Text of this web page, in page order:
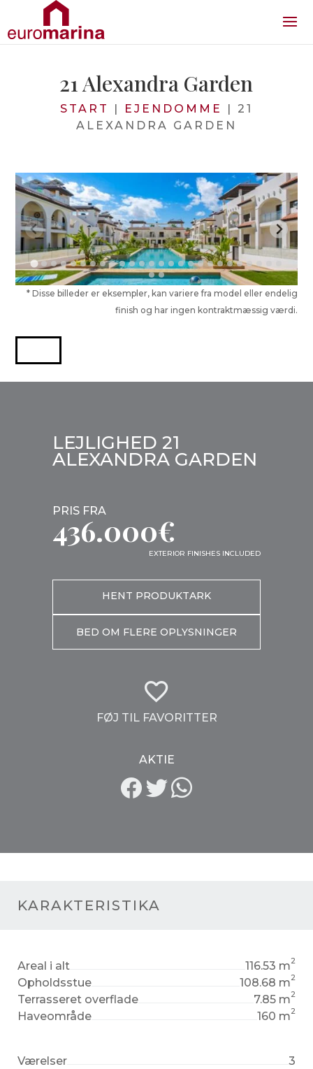
21 Alexandra Garden
START | EJENDOMME | 21
ALEXANDRA GARDEN
* Disse billeder er eksempler, kan variere fra model eller endelig
finish og har ingen kontraktmæssig værdi.
KARAKTERISTIKA
Areal i alt 116.53 m2
Opholdsstue 108.68 m2
Terrasseret overflade 7.85 m2
Haveområde 160 m2
Værelser
3
LEJLIGHED 21
ALEXANDRA GARDEN
PRIS FRA
436.000€
EXTERIOR FINISHES INCLUDED
HENT PRODUKTARK
BED OM FLERE OPLYSNINGER
FØJ TIL FAVORITTER
AKTIE